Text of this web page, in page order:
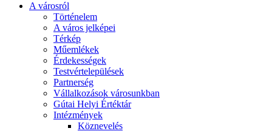
A városról
Történelem
A város jelképei
Térkép
Műemlékek
Érdekességek
Testvértelepülések
Partnerség
Vállalkozások városunkban
Gútai Helyi Értéktár
Intézmények
Köznevelés